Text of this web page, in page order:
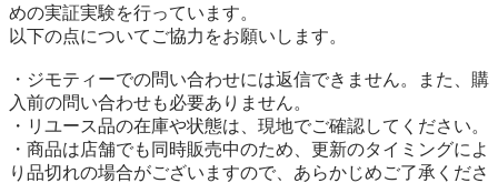
めの実証実験を行っています。
以下の点についてご協力をお願いします。
・ジモティーでの問い合わせには返信できません。また、購
入前の問い合わせも必要ありません。
・リユース品の在庫や状態は、現地でご確認してください。
・商品は店舗でも同時販売中のため、更新のタイミングによ
り品切れの場合がございますので、あらかじめご了承くださ